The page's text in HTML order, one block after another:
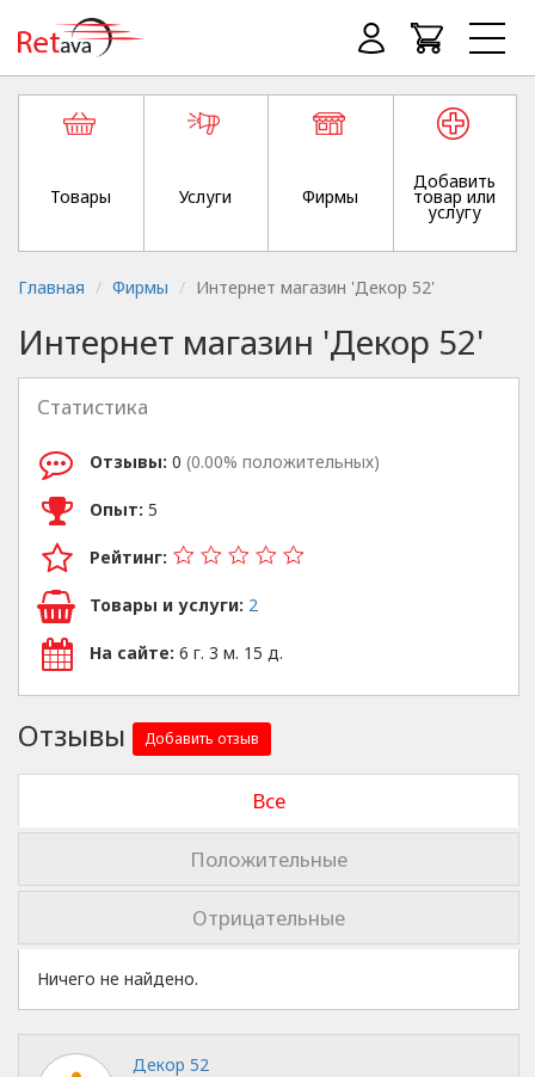
Товары Услуги Фирмы
Добавить
товар или
услугу
Главная Фирмы Интернет магазин 'Декор 52'
Интернет магазин 'Декор 52'
Статистика
Отзывы: 0 (0.00% положительных)
Опыт: 5
Рейтинг:
Товары и услуги: 2
На сайте: 6 г. 3 м. 15 д.
Отзывы Добавить отзыв
Все
Положительные
Отрицательные
Ничего не найдено.
Декор 52